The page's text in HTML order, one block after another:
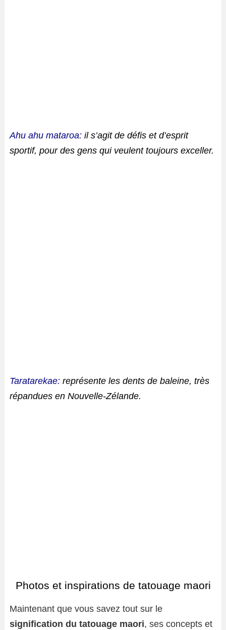
Ahu ahu mataroa: il s’agit de défis et d’esprit
sportif, pour des gens qui veulent toujours exceller.
Taratarekae: représente les dents de baleine, très
répandues en Nouvelle-Zélande.
Photos et inspirations de tatouage maori
Maintenant que vous savez tout sur le
signification du tatouage maori, ses concepts et